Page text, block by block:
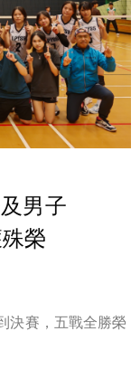
男子
榮
決賽，五戰全勝榮